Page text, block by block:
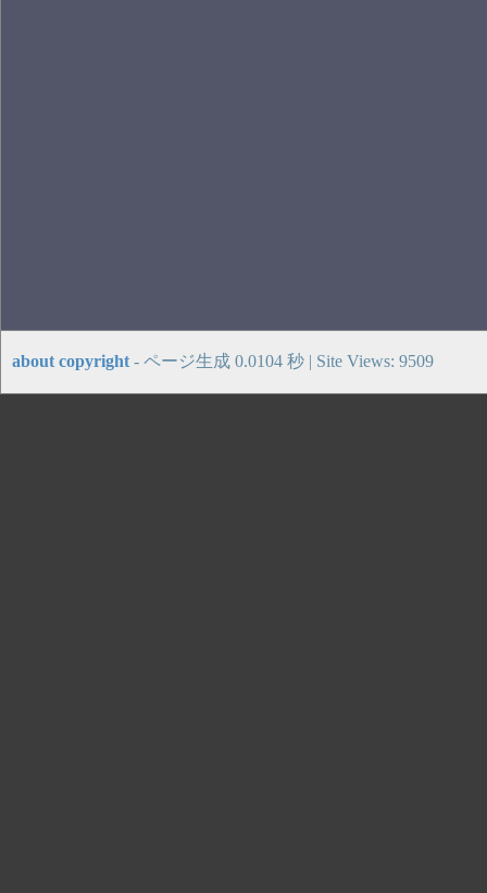
about copyright - ページ生成 0.0104 秒 | Site Views: 9509